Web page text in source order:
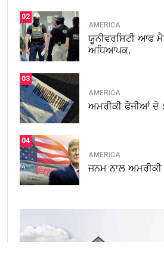
02
AMERICA
ਯੂਨੀਵਰਸਿਟੀ ਆਫ
ਅਧਿਆਪਕ.
03
AMERICA
ਅਮਰੀਕੀ ਫੌਜੀਆਂ ਦੇ
04
AMERICA
ਜਨਮ ਨਾਲ ਅਮਰੀਕੀ